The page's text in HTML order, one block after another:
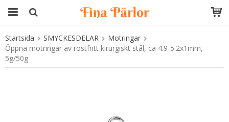
Produkten har blivit tillagd i varukorgen
Startsida SMYCKESDELAR
Motringar
Öppna motringar av rostfritt kirurgiskt stål, ca 4.9-5.2x1mm,
5g/50g